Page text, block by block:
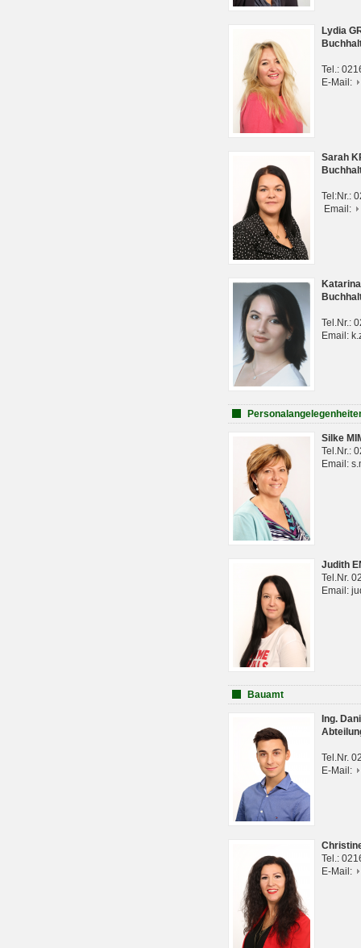
Lydia
Tel.:
E-Mail:
Sarah
Tel:Nr.:
Email:
Tel.Nr.:
Email:
Silke
Tel.Nr.:
Email:
Judith
Tel.Nr.
Email:
Bauamt
Ing.
Tel.Nr.
E-Mail:
Tel.:
E-Mail: